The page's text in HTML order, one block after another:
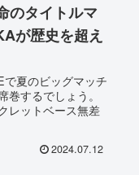
のタイトルマ
が歴史を超え
夏のビッグマッチ
するでしょう。
レットベース無差
2024.07.12